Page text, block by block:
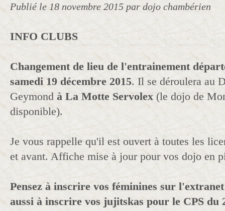
Publié le 18 novembre 2015 par dojo chambérien
INFO CLUBS
Changement de lieu de l'entrainement
samedi 19 décembre 2015. Il se déroulera au
Geymond à La Motte Servolex (le dojo de
disponible).
Je vous rappelle qu'il est ouvert à toutes les
et avant. Affiche mise à jour pour vos dojo en
Pensez à inscrire vos féminines sur
aussi à inscrire vos jujitskas pour le CPS du